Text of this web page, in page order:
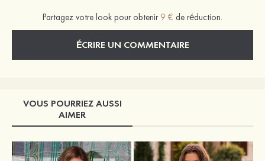
Partagez votre look pour obtenir 9 € de réduction.
ÉCRIRE UN COMMENTAIRE
VOUS POURRIEZ AUSSI
AIMER